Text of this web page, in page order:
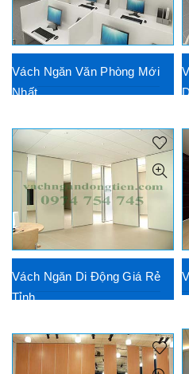
Vách Ngăn Văn Phòng Mới
Nhất
Vách Ngăn Di Động Giá Rẻ
Tỉnh